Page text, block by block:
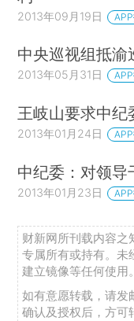
2013年09月19日
中央巡视组抵渝
2013年05月31日
王岐山要求中纪
2013年01月24日
中纪委：对领导
2013年01月23日
财新网所刊载内容之
专属所有或持有。未
建立镜像等任何使用。
如有意愿转载，请发
确认及授权后，方可